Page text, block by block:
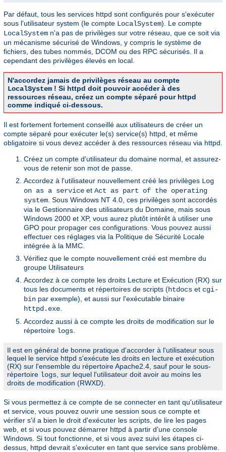
Par défaut, tous les services httpd sont configurés pour s'exécuter
sous l'utilisateur system (le compte LocalSystem). Le compte
LocalSystem n'a pas de privilèges sur votre réseau, que ce soit via
un mécanisme sécurisé de Windows, y compris le système de
fichiers, des tubes nommés, DCOM ou des RPC sécurisés. Il a
cependant des privilèges élevés en local.
N'accordez jamais de privilèges réseau au compte
LocalSystem ! Si httpd doit pouvoir accéder à des
ressources réseau, créez un compte séparé pour httpd
comme indiqué ci-dessous.
Il est fortement fortement conseillé aux utilisateurs de créer un
compte séparé pour exécuter le(s) service(s) httpd, et même
obligatoire si vous devez accéder à des ressources réseau via httpd.
Créez un compte d'utilisateur du domaine normal, et assurez-
vous de retenir son mot de passe.
Accordez à l'utilisateur nouvellement créé les privilèges Log
on as a service et Act as part of the operating
system . Sous Windows NT 4.0, ces privilèges sont accordés
via le Gestionnaire des utilisateurs du Domaine, mais sous
Windows 2000 et XP, vous aurez plutôt intérêt à utiliser une
GPO pour propager ces configurations. Vous pouvez aussi
effectuer ces réglages via la Politique de Sécurité Locale
intégrée à la MMC.
Vérifiez que le compte nouvellement créé est membre du
groupe Utilisateurs
Accordez à ce compte les droits Lecture et Exécution (RX) sur
tous les documents et répertoires de scripts (htdocs et cgi-
bin par exemple), et aussi sur l'exécutable binaire
httpd.exe
Accordez aussi à ce compte les droits de modification sur le
répertoire logs
Il est en général de bonne pratique d'accorder à l'utilisateur sous
lequel le service httpd s'exécute les droits en lecture et exécution
(RX) sur l'ensemble du répertoire Apache2.4, sauf pour le sous-
répertoire logs , sur lequel l'utilisateur doit avoir au moins les
droits de modification (RWXD).
Si vous permettez à ce compte de se connecter en tant qu'utilisateur
et service, vous pouvez ouvrir une session sous ce compte et
vérifier s'il a bien le droit d'exécuter les scripts, de lire les pages
web, et si vous pouvez démarrer httpd à partir d'une console
Windows. Si tout fonctionne, et si vous avez suivi les étapes ci-
dessus, httpd devrait s'exécuter en tant que service sans problème.